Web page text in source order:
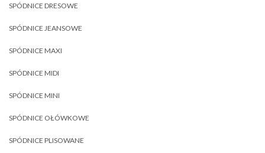
SPÓDNICE DRESOWE
SPÓDNICE JEANSOWE
SPÓDNICE MAXI
SPÓDNICE MIDI
SPÓDNICE MINI
SPÓDNICE OŁÓWKOWE
SPÓDNICE PLISOWANE